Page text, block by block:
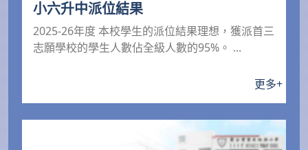
小六升中派位結果
2025-26年度 本校學生的派位結果理想，獲派首三
志願學校的學生人數佔全級人數的95%。 ...
更多+